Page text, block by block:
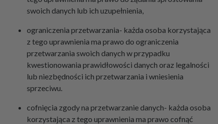
swoich danych lub ich uzupełnienia,
ograniczenia przetwarzania- każda osoba korzystająca
z tego uprawnienia ma prawo do ograniczenia
przetwarzania swoich danych w przypadku
kwestionowania prawidłowości danych oraz legalności
lub niezbędności ich przetwarzania i wniesienia
sprzeciwu.
cofnięcia zgody na przetwarzanie danych- każda osoba
korzystająca z tego uprawnienia ma prawo cofnąć